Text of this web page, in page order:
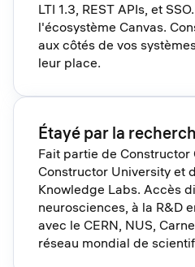
LTI 1.3, REST APIs, et
l'écosystème Canvas.
aux côtés de vos
leur place.
Étayé par la
Fait partie de Constructor
Constructor University et
Knowledge Labs. Accès
neurosciences, à la R&D
avec le CERN, NUS,
réseau mondial de